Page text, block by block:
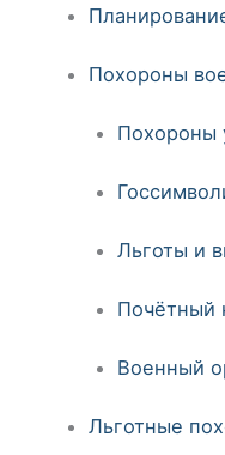
Похороны
Похороны
Льготы и
Почётный
Военный
Льготные